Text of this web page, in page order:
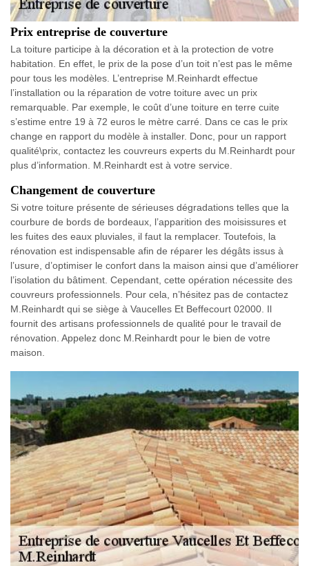
Prix entreprise de couverture
La toiture participe à la décoration et à la protection de votre
habitation. En effet, le prix de la pose d’un toit n’est pas le même
pour tous les modèles. L’entreprise M.Reinhardt effectue
l’installation ou la réparation de votre toiture avec un prix
remarquable. Par exemple, le coût d’une toiture en terre cuite
s’estime entre 19 à 72 euros le mètre carré. Dans ce cas le prix
change en rapport du modèle à installer. Donc, pour un rapport
qualité\prix, contactez les couvreurs experts du M.Reinhardt pour
plus d’information. M.Reinhardt est à votre service.
Changement de couverture
Si votre toiture présente de sérieuses dégradations telles que la
courbure de bords de bordeaux, l’apparition des moisissures et
les fuites des eaux pluviales, il faut la remplacer. Toutefois, la
rénovation est indispensable afin de réparer les dégâts issus à
l’usure, d’optimiser le confort dans la maison ainsi que d’améliorer
l’isolation du bâtiment. Cependant, cette opération nécessite des
couvreurs professionnels. Pour cela, n’hésitez pas de contactez
M.Reinhardt qui se siège à Vaucelles Et Beffecourt 02000. Il
fournit des artisans professionnels de qualité pour le travail de
rénovation. Appelez donc M.Reinhardt pour le bien de votre
maison.